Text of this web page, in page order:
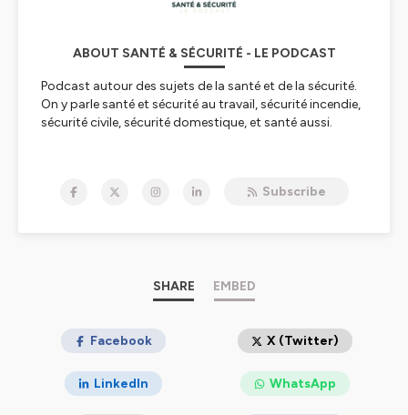
ABOUT SANTÉ & SÉCURITÉ - LE PODCAST
Podcast autour des sujets de la santé et de la sécurité.
On y parle santé et sécurité au travail, sécurité incendie,
sécurité civile, sécurité domestique, et santé aussi.
demande de collaboration ou autre, n'hésitez pas à
Instagram : @sante_securite_podcast
confidentialitepour plus d'informations.
Subscribe
SHARE EMBED
Facebook X (Twitter)
LinkedIn WhatsApp